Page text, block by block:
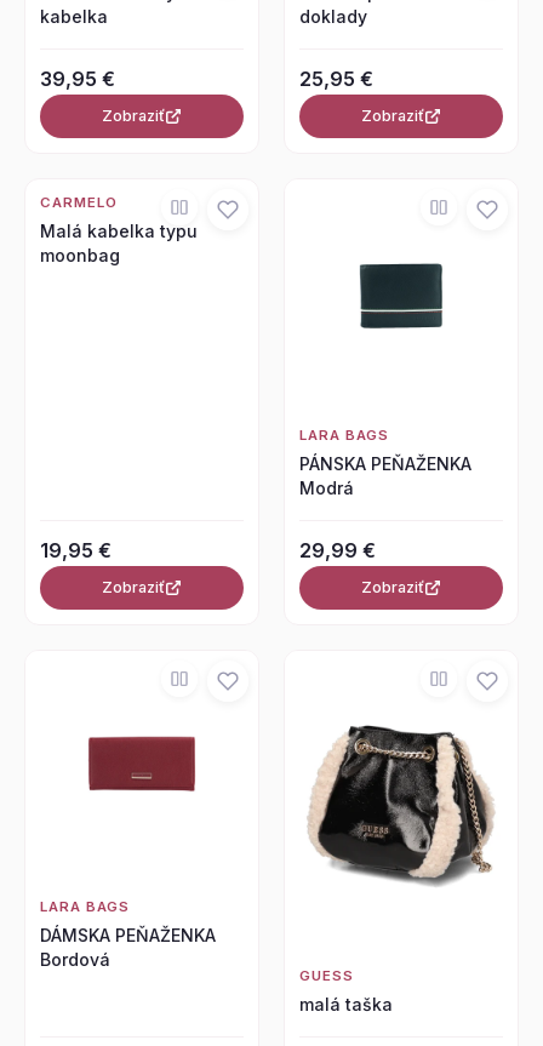
kabelka
39,95 €
Zobraziť
doklady
25,95 €
Zobraziť
CARMELO
Malá kabelka typu
moonbag
19,95 €
Zobraziť
LARA BAGS
PÁNSKA PEŇAŽENKA
Modrá
29,99 €
Zobraziť
LARA BAGS
DÁMSKA PEŇAŽENKA
Bordová
GUESS
malá taška